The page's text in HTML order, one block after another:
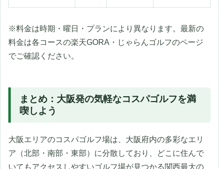
※料金は時期・曜日・プランにより異なります。最新の
料金は各コースの楽天GORA・じゃらんゴルフのページ
でご確認ください。
まとめ：大阪発の気軽なコスパゴルフを満
喫しよう
大阪エリアのコスパゴルフ場は、大阪府内の多彩なエリ
ア（北部・南部・東部）に分散しており、どこに住んで
いてもアクセスしやすいゴルフ場が見つかる関西最大の